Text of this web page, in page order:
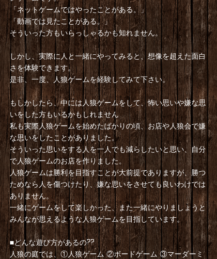
「ネットゲームではやったことがある。」
「動画では見たことがある。」
そういった方もいらっしゃるかも知れません。
しかし、実際に人と一緒にやってみると、想像を超えた面白
さを体験できます。
是非、一度、人狼ゲームを経験してみて下さい。
もしかしたら、中には人狼ゲームをして、怖い思いや嫌な思
いをした方もいるかもしれません
私も実際人狼ゲームを始めたばかりの頃、お店や人狼会で嫌
な思いをしたことがありました。
そういった思いをする人を一人でも減らしたいと思い、自分
で人狼ゲームのお店を作りました。
人狼ゲームは勝利を目指すことが大前提でありますが、勝つ
ためなら人を傷つけたり、嫌な思いをさせても良いわけでは
ありません。
一緒にゲームをして楽しかった、また一緒にやりましょうと
みんなが思えるような人狼ゲームを目指しています。
■どんな遊び方があるの??
人狼の庭では、①人狼ゲーム ②ボードゲーム ③マーダーミ